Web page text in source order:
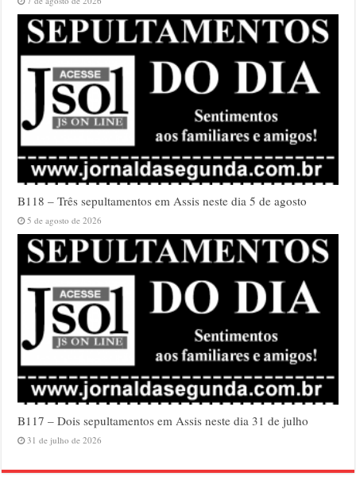
B118 – Três sepultamentos em Assis neste dia 5 de agosto
5 de agosto de 2026
B117 – Dois sepultamentos em Assis neste dia 31 de julho
31 de julho de 2026